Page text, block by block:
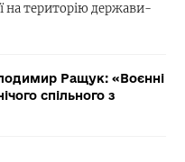
на територію держави-
Ращук: «Воєнні
спільного з